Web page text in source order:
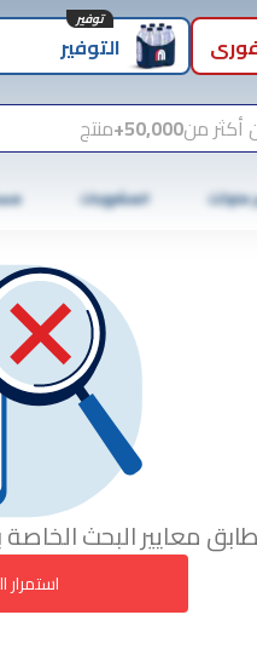
التوفير
توفير
أكثر من50,000+ منتج
ماركت المشروبات
معايير البحث